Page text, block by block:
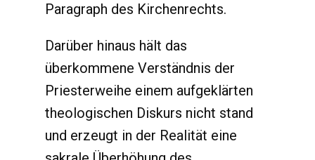
Paragraph des Kirchenrechts.
Darüber hinaus hält das
überkommene Verständnis der
Priesterweihe einem aufgeklärten
theologischen Diskurs nicht stand
und erzeugt in der Realität eine